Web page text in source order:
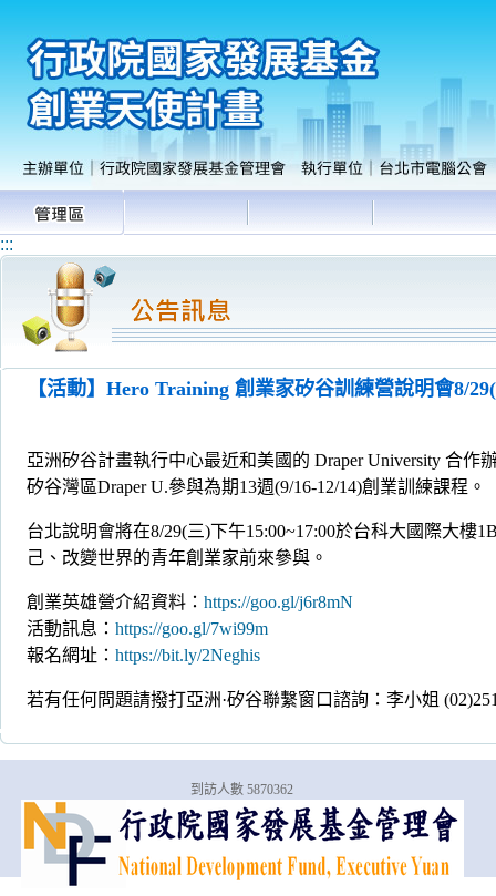
:::
【活動】Hero Training 創業家矽谷訓練營說明會8/
亞洲矽谷計畫執行中心最近和美國的 Draper University 合
矽谷灣區Draper U.參與為期13週(9/16-12/14)創業訓練課程。
台北說明會將在8/29(三)下午15:00~17:00於台科大國際大樓
己、改變世界的青年創業家前來參與。
創業英雄營介紹資料： https://goo.gl/j6r8mN
活動訊息： https://goo.gl/7wi99m
報名網址： https://bit.ly/2Neghis
若有任何問題請撥打亞洲·矽谷聯繫窗口諮詢：李小姐
到訪人數 5870362